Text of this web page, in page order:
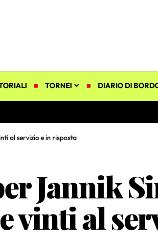
TORNEI DIARIO DI
al servizio e in risposta
Jannik
vinti al